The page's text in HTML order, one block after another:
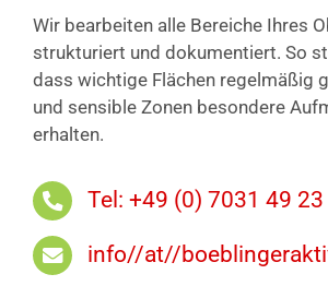
Wir bearbeiten alle Bereiche Ihres
strukturiert und dokumentiert. So
dass wichtige Flächen regelmäßig
und sensible Zonen besondere
erhalten.
Tel: +49 (0) 7031 49
info//at//